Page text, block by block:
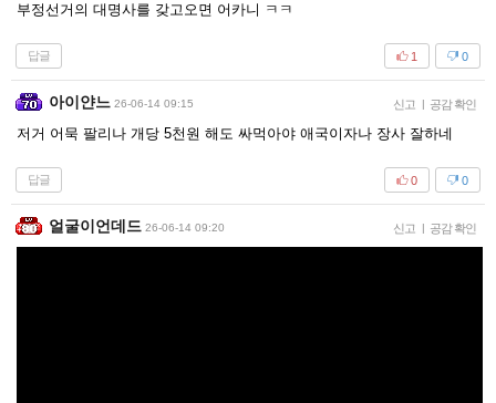
부정선거의 대명사를 갖고오면 어카니 ㅋㅋ
답글 0
1
아이얀느 26-06-14 09:15 신고 공감 확인
저거 어묵 팔리나 개당 5천원 해도 싸먹아야 애국이자나 장사 잘하네
답글 0
0
얼굴이언데드 26-06-14 09:20 신고 공감 확인